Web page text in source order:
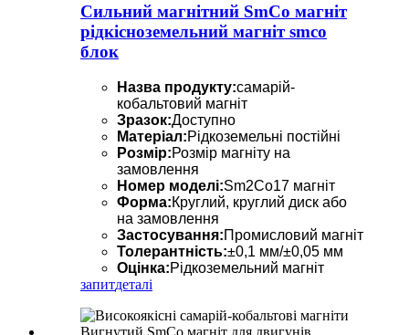
Сильний магнітний SmCo магніт
рідкісноземельний магніт smco
блок
Назва продукту:самарій-
кобальтовий магніт
Зразок:Доступно
Матеріал:Рідкоземельні постійні
Розмір:Розмір магніту на
замовлення
Номер моделі:Sm2Co17 магніт
Форма:Круглий, круглий диск або
на замовлення
Застосування:Промисловий магніт
Толерантність:±0,1 мм/±0,05 мм
Оцінка:Рідкоземельний магніт
запитдеталі